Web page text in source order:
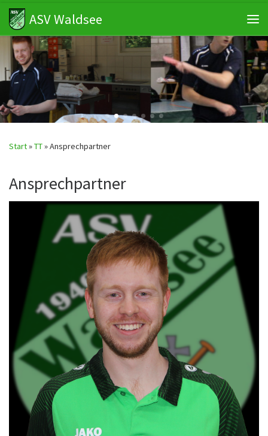
Zum Inhalt springen
ASV Waldsee
Start»TT»Ansprechpartner
Ansprechpartner